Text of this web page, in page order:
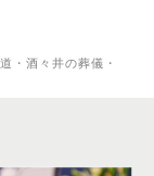
・酒々井の葬儀・